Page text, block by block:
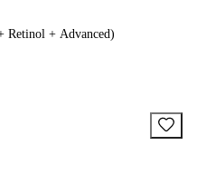
Retinol + Advanced)